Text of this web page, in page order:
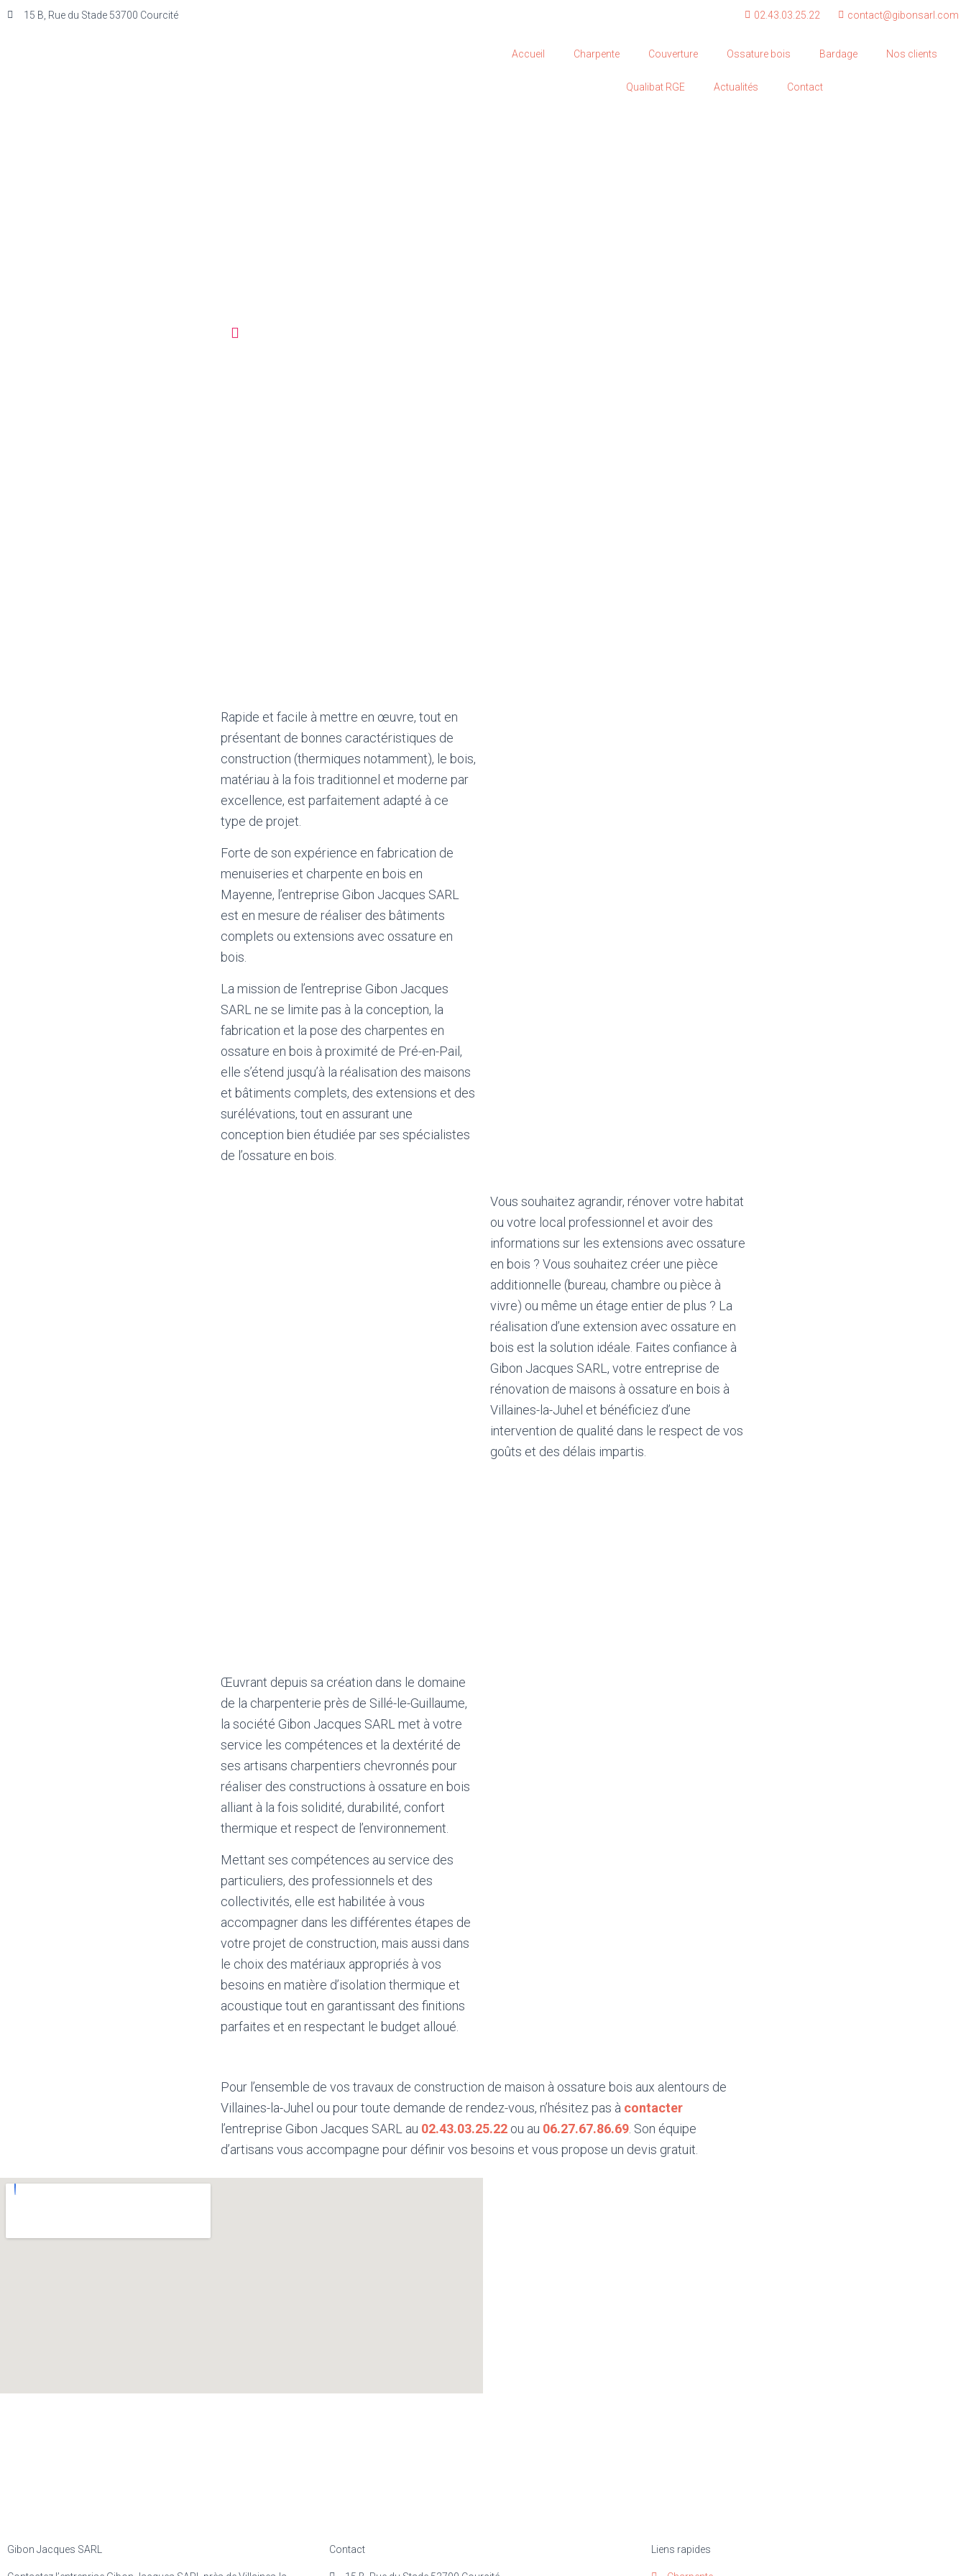
15 B, Rue du Stade 53700 Courcité 02.43.03.25.22 contact@gibonsarl.com
Accueil Charpente Couverture Ossature bois Bardage Nos clients
Qualibat RGE Actualités Contact
Rapide et facile à mettre en œuvre, tout en
présentant de bonnes caractéristiques de
construction (thermiques notamment), le bois,
matériau à la fois traditionnel et moderne par
excellence, est parfaitement adapté à ce
type de projet.
Forte de son expérience en fabrication de
menuiseries et charpente en bois en
Mayenne, l’entreprise Gibon Jacques SARL
est en mesure de réaliser des bâtiments
complets ou extensions avec ossature en
bois.
La mission de l’entreprise Gibon Jacques
SARL ne se limite pas à la conception, la
fabrication et la pose des charpentes en
ossature en bois à proximité de Pré-en-Pail,
elle s’étend jusqu’à la réalisation des maisons
et bâtiments complets, des extensions et des
surélévations, tout en assurant une
conception bien étudiée par ses spécialistes
de l’ossature en bois.
Vous souhaitez agrandir, rénover votre habitat
ou votre local professionnel et avoir des
informations sur les extensions avec ossature
en bois ? Vous souhaitez créer une pièce
additionnelle (bureau, chambre ou pièce à
vivre) ou même un étage entier de plus ? La
réalisation d’une extension avec ossature en
bois est la solution idéale. Faites confiance à
Gibon Jacques SARL, votre entreprise de
rénovation de maisons à ossature en bois à
Villaines-la-Juhel et bénéficiez d’une
intervention de qualité dans le respect de vos
goûts et des délais impartis.
Œuvrant depuis sa création dans le domaine
de la charpenterie près de Sillé-le-Guillaume,
la société Gibon Jacques SARL met à votre
service les compétences et la dextérité de
ses artisans charpentiers chevronnés pour
réaliser des constructions à ossature en bois
alliant à la fois solidité, durabilité, confort
thermique et respect de l’environnement.
Mettant ses compétences au service des
particuliers, des professionnels et des
collectivités, elle est habilitée à vous
accompagner dans les différentes étapes de
votre projet de construction, mais aussi dans
le choix des matériaux appropriés à vos
besoins en matière d’isolation thermique et
acoustique tout en garantissant des finitions
parfaites et en respectant le budget alloué.
Pour l’ensemble de vos travaux de construction de maison à ossature bois aux alentours de
Villaines-la-Juhel ou pour toute demande de rendez-vous, n’hésitez pas à contacter
l’entreprise Gibon Jacques SARL au 02.43.03.25.22 ou au 06.27.67.86.69 . Son équipe
d’artisans vous accompagne pour définir vos besoins et vous propose un devis gratuit.
Gibon Jacques SARL Contact Liens rapides